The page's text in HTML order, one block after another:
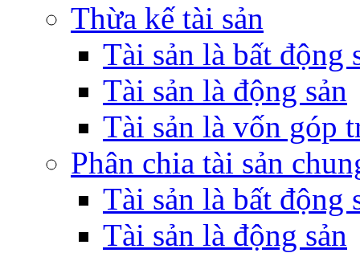
Thừa kế tài sản
Tài sản là bất động
Tài sản là động sản
Tài sản là vốn góp
Phân chia tài sản
Tài sản là bất động
Tài sản là động sản